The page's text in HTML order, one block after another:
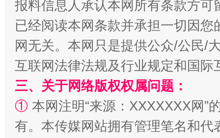
漫山遍野的桃花与雪山、麦地、白藏房 除
报料信息人承认本网所有条款方
已经阅读本网条款并承担一切因
网无关。本网只是提供公众/公民/
互联网法律法规及行业规定和国
三、关于网络版权权属问题：
① 本网注明“来源：XXXXXXX网”
有。本传媒网站拥有管理笔名和